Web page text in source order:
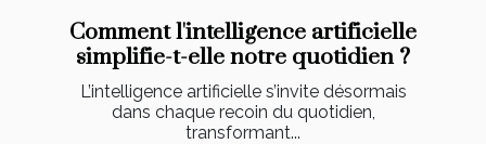
Comment l'intelligence artificielle
simplifie-t-elle notre quotidien ?
L’intelligence artificielle s’invite désormais
dans chaque recoin du quotidien,
transformant...